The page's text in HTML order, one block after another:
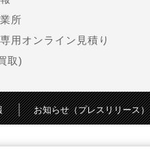
所
用オンライン見積り
取)
お知らせ（プレスリリース）